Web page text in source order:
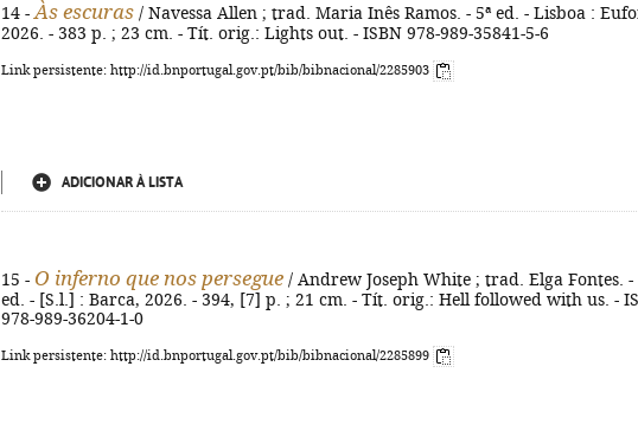
14 - Às escuras / Navessa Allen ; trad. Maria Inês Ramos. - 5ª ed. - Lisboa :
2026. - 383 p. ; 23 cm. - Tít. orig.: Lights out. - ISBN 978-989-35841-5-6
Link persistente: http://id.bnportugal.gov.pt/bib/bibnacional/2285903
ADICIONAR À LISTA
15 - O inferno que nos persegue / Andrew Joseph White ; trad. Elga Fontes. -
ed. - [S.l.] : Barca, 2026. - 394, [7] p. ; 21 cm. - Tít. orig.: Hell followed with us. -
978-989-36204-1-0
Link persistente: http://id.bnportugal.gov.pt/bib/bibnacional/2285899